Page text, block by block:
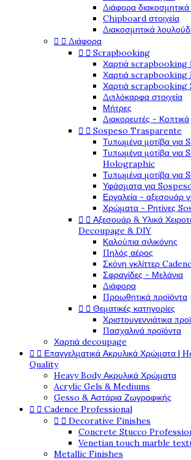
Διάφορα διακοσμητικά
Chipboard στοιχεία
Διακοσμητικά
  Διάφορα
  Scrapbooking
Χαρτιά scrapbooking
Χαρτιά
Χαρτιά
Διπλόκαρφα στοιχεία
Μήτρες
Διακορευτές - Κοπτικά
  Sospeso Trasparente
Τυπωμένα μοτίβα για
Τυπωμένα μοτίβα για
Holographic
Τυπωμένα μοτίβα για
Υφάσματα για
Εργαλεία - αξεσουάρ
Χρώματα - Ρητίνες
  Αξεσουάρ & Υλικά
Decoupage & DIY
Καλούπια σιλικόνης
Πηλός αέρος
Σκόνη γκλίττερ
Σφραγίδες - Μελάνια
Διάφορα
Προωθητικά προϊόντα
  Θεματικές κατηγορίες
Χριστουγεννιάτικα
Πασχαλινά προϊόντα
Χαρτιά decoupage
  Επαγγελματικά Ακρυλικά Χρώματα |
Quality
Heavy Body Ακρυλικά Χρώματα
Acrylic Gels & Mediums
Gesso & Αστάρια Ζωγραφικής
  Cadence Professional
  Decorative Finishes
Concrete Stucco
Venetian touch marble
Metallic Finishes